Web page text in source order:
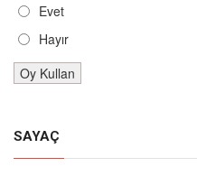
Evet
Hayır
SAYAÇ